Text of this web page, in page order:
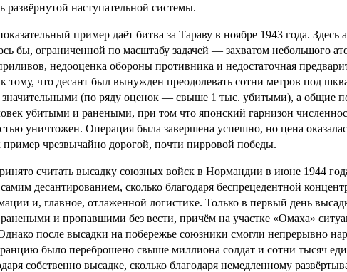
развёрнутой наступательной системы.
пример даёт битва за Тараву в ноябре 1943 года. Здесь
бы, ограниченной по масштабу задачей — захватом небольшого
недооценка обороны противника и недостаточная
тому, что десант был вынужден преодолевать сотни метров под
(по ряду оценок — свыше 1 тыс. убитыми), а общие
убитыми и ранеными, при том что японский гарнизон
уничтожен. Операция была завершена успешно, но цена
чрезвычайно дорогой, почти пирровой победы.
считать высадку союзных войск в Нормандии в июне 1944
десантированием, сколько благодаря беспрецедентной
и, главное, отлаженной логистике. Только в первый день
и пропавшими без вести, причём на участке «Омаха»
после высадки на побережье союзники смогли непрерывно
было переброшено свыше миллиона солдат и сотни тысяч
собственно высадке, сколько благодаря немедленному